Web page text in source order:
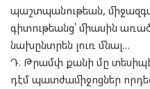
պաշտպանութեան,
գիտութեանց՝ միասին
նախընտրեն լուռ մնալ…
Դ. Թրամփ քանի մը
դէմ պատժամիջոցներ